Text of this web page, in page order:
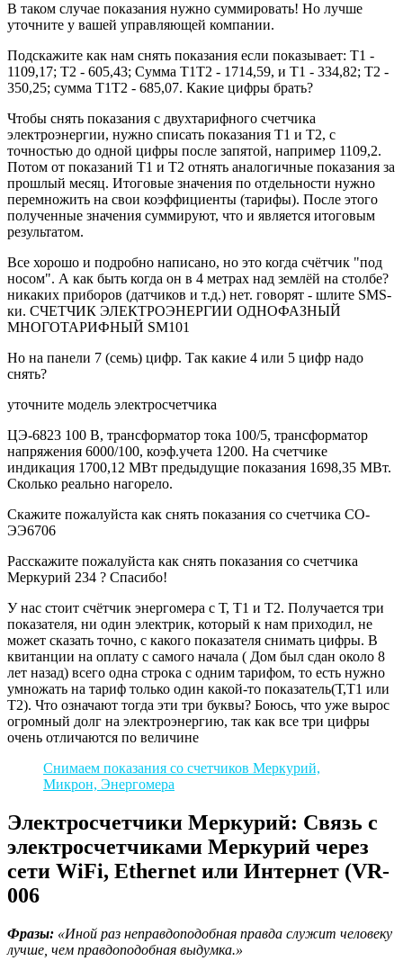
В таком случае показания нужно суммировать! Но лучше
уточните у вашей управляющей компании.
Подскажите как нам снять показания если показывает: Т1 -
1109,17; Т2 - 605,43; Сумма Т1Т2 - 1714,59, и Т1 - 334,82; Т2 -
350,25; сумма Т1Т2 - 685,07. Какие цифры брать?
Чтобы снять показания с двухтарифного счетчика
электроэнергии, нужно списать показания T1 и T2, с
точностью до одной цифры после запятой, например 1109,2.
Потом от показаний Т1 и Т2 отнять аналогичные показания за
прошлый месяц. Итоговые значения по отдельности нужно
перемножить на свои коэффициенты (тарифы). После этого
полученные значения суммируют, что и является итоговым
результатом.
Все хорошо и подробно написано, но это когда счётчик "под
носом". А как быть когда он в 4 метрах над землёй на столбе?
никаких приборов (датчиков и т.д.) нет. говорят - шлите SMS-
ки. СЧЕТЧИК ЭЛЕКТРОЭНЕРГИИ ОДНОФАЗНЫЙ
МНОГОТАРИФНЫЙ SM101
Но на панели 7 (семь) цифр. Так какие 4 или 5 цифр надо
снять?
уточните модель электросчетчика
ЦЭ-6823 100 В, трансформатор тока 100/5, трансформатор
напряжения 6000/100, коэф.учета 1200. На счетчике
индикация 1700,12 МВт предыдущие показания 1698,35 МВт.
Сколько реально нагорело.
Скажите пожалуйста как снять показания со счетчика СО-
ЭЭ6706
Расскажите пожалуйста как снять показания со счетчика
Меркурий 234 ? Спасибо!
У нас стоит счётчик энергомера с Т, Т1 и Т2. Получается три
показателя, ни один электрик, который к нам приходил, не
может сказать точно, с какого показателя снимать цифры. В
квитанции на оплату с самого начала ( Дом был сдан около 8
лет назад) всего одна строка с одним тарифом, то есть нужно
умножать на тариф только один какой-то показатель(Т,Т1 или
Т2). Что означают тогда эти три буквы? Боюсь, что уже вырос
огромный долг на электроэнергию, так как все три цифры
очень отличаются по величине
Снимаем показания со счетчиков Меркурий,
Микрон, Энергомера
Электросчетчики Меркурий: Связь с
электросчетчиками Меркурий через
сети WiFi, Ethernet или Интернет (VR-
006
Фразы: «Иной раз неправдоподобная правда служит человеку
лучше, чем правдоподобная выдумка.»